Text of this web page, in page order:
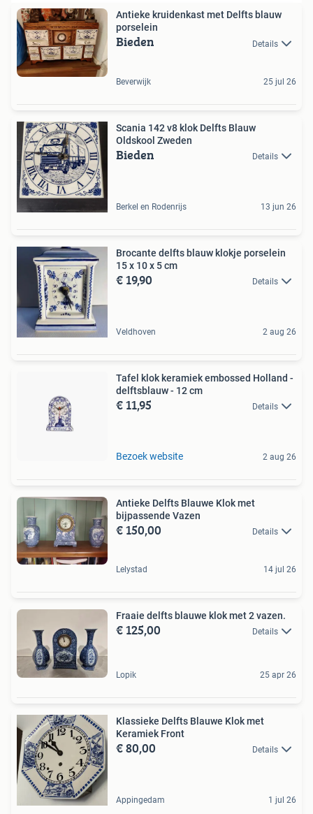
Antieke kruidenkast met Delfts blauw
porselein
Bieden Details
Beverwijk 25 jul 26
Scania 142 v8 klok Delfts Blauw
Oldskool Zweden
Bieden Details
Berkel en Rodenrijs 13 jun 26
Brocante delfts blauw klokje porselein
15 x 10 x 5 cm
€ 19,90 Details
Veldhoven 2 aug 26
Tafel klok keramiek embossed Holland -
delftsblauw - 12 cm
€ 11,95 Details
Bezoek website 2 aug 26
Antieke Delfts Blauwe Klok met
bijpassende Vazen
€ 150,00 Details
Lelystad 14 jul 26
Fraaie delfts blauwe klok met 2 vazen.
€ 125,00 Details
Lopik 25 apr 26
Klassieke Delfts Blauwe Klok met
Keramiek Front
€ 80,00 Details
Appingedam 1 jul 26